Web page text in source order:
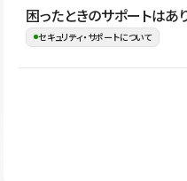
ながらレイアウトに影響を与
す。
Studioでは、公開サイトやサ
の暗号化、データ保護、アク
はSSL/TLSによる通信暗号化
困ったときのサポートはあ
セキュリティ・サポートについて
操作方法や機能については、